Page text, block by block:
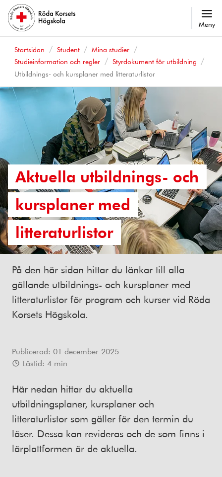
Meny
Startsidan Student
Mina studier
Studieinformation och regler
Styrdokument för utbildning
Utbildnings- och kursplaner med litteraturlistor
Aktuella utbildnings- och
kursplaner med
litteraturlistor
På den här sidan hittar du länkar till alla
gällande utbildnings- och kursplaner med
litteraturlistor för program och kurser vid Röda
Korsets Högskola.
Publicerad: 01 december 2025
Lästid: 4 min
Här nedan hittar du aktuella
utbildningsplaner, kursplaner och
litteraturlistor som gäller för den termin du
läser. Dessa kan revideras och de som finns i
lärplattformen är de aktuella.